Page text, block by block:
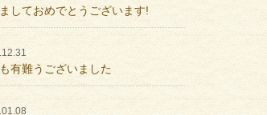
しておめでとうございます!
有難うございました